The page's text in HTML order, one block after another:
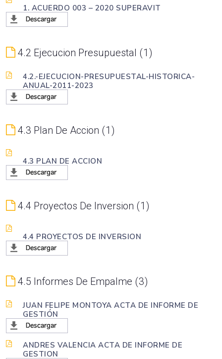
1. ACUERDO 003 – 2020 SUPERAVIT
4.2 Ejecucion Presupuestal 1
4.2.-EJECUCION-PRESUPUESTAL-HISTORICA-
ANUAL-2011-2023
4.3 Plan De Accion 1
4.3 PLAN DE ACCION
4.4 Proyectos De Inversion 1
4.4 PROYECTOS DE INVERSION
4.5 Informes De Empalme 3
JUAN FELIPE MONTOYA ACTA DE INFORME DE
GESTIÓN
ANDRES VALENCIA ACTA DE INFORME DE
GESTION